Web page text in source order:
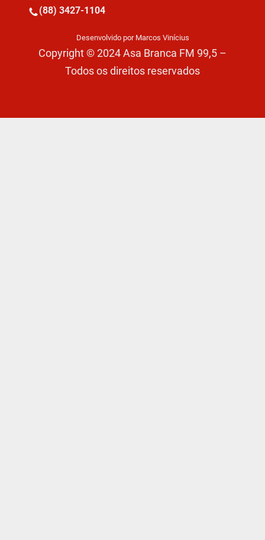
(88) 3427-1104
Desenvolvido por Marcos Vinícius
Copyright © 2024 Asa Branca FM 99,5 –
Todos os direitos reservados